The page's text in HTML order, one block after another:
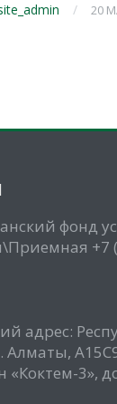
/ 20
фонд
+7
адрес:
Алматы,
3»,